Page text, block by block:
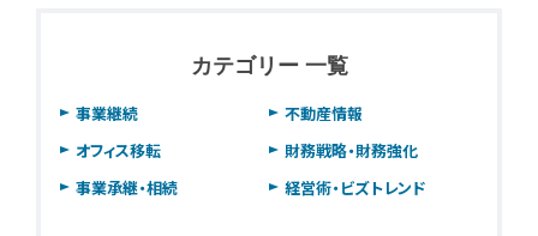
カテゴリー 一覧
事業継続
不動産情報
オフィス移転
財務戦略・財務強化
事業承継・相続
経営術・ビズトレンド